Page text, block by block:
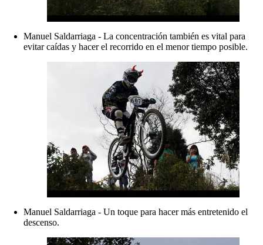
Manuel Saldarriaga - La concentración también es vital para
evitar caídas y hacer el recorrido en el menor tiempo posible.
Manuel Saldarriaga - Un toque para hacer más entretenido el
descenso.